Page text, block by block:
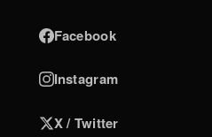
Facebook
Instagram
X / Twitter